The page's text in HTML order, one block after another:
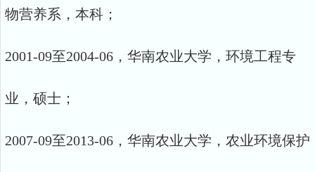
物营养系，本科；
2001-09至2004-06，华南农业大学，环境工程专
业，硕士；
2007-09至2013-06，华南农业大学，农业环境保护